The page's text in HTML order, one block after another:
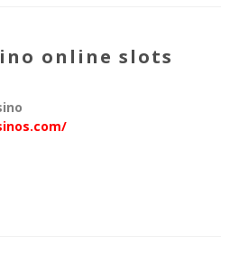
online slots